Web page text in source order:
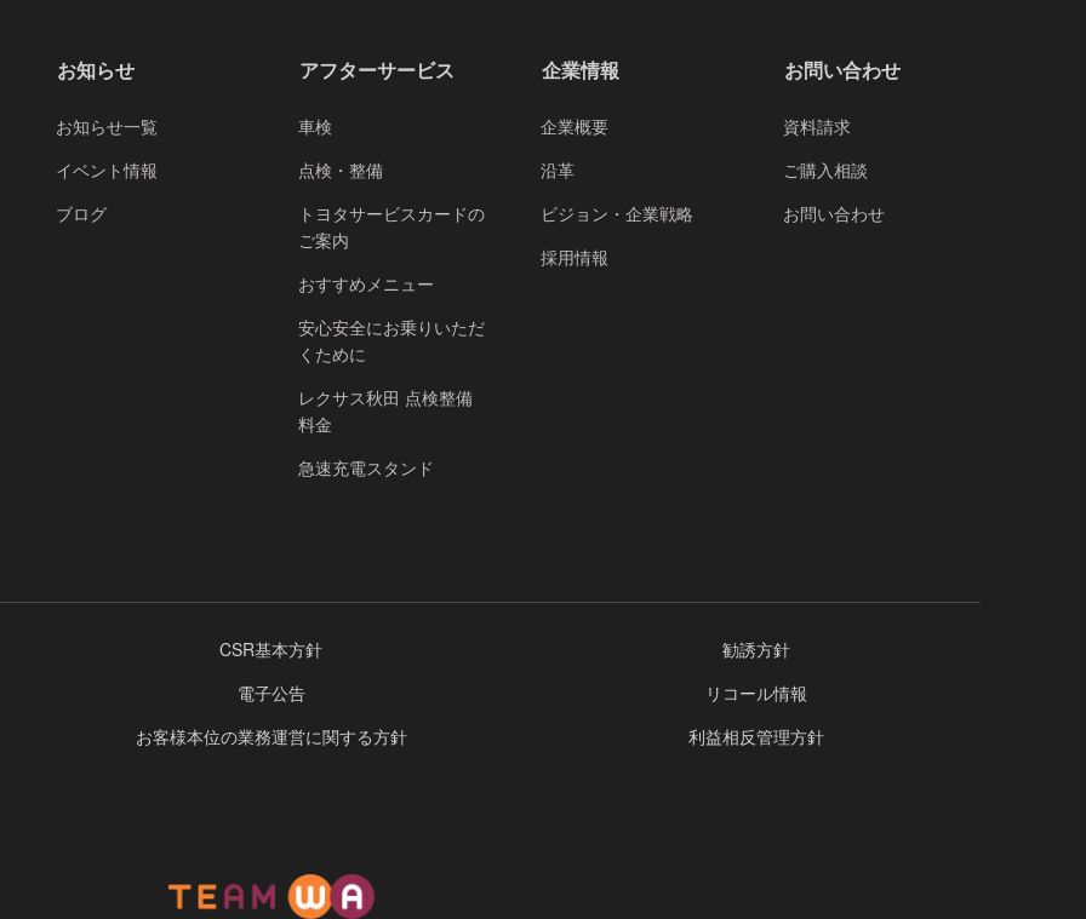
お知らせ
お知らせ一覧
イベント情報
ブログ
アフターサービス
車検
点検・整備
トヨタサービスカードの
ご案内
おすすめメニュー
安心安全にお乗りいただ
くために
レクサス秋田 点検整備
料金
急速充電スタンド
企業情報
企業概要
沿革
ビジョン・企業戦略
採用情報
お問い合わせ
資料請求
ご購入相談
お問い合わせ
CSR基本方針
勧誘方針
電子公告
リコール情報
お客様本位の業務運営に関する方針
利益相反管理方針